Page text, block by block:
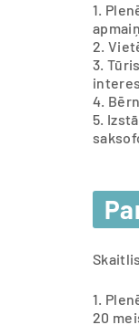
1.
2.
3.
4.
5.
1.
20